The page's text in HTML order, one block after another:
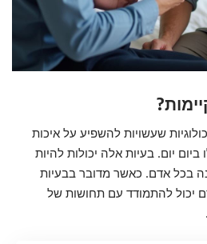
שעשויות להשפיע על איכות
יום. בעיות אלה יכולות להיות
בכל אדם. כאשר מדובר בבעיות
יכול להתמודד עם תחושות של